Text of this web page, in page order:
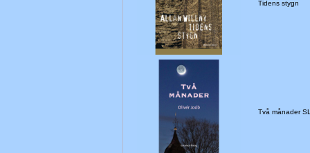
Tidens stygn
Två månader